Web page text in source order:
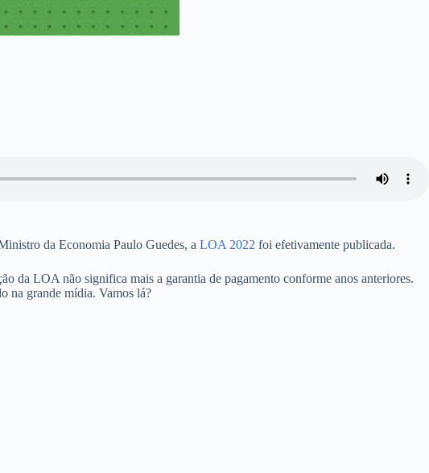
da Economia Paulo Guedes, a LOA 2022 foi efetivamente publicada.
da LOA não significa mais a garantia de pagamento conforme anos anteriores.
na grande mídia. Vamos lá?